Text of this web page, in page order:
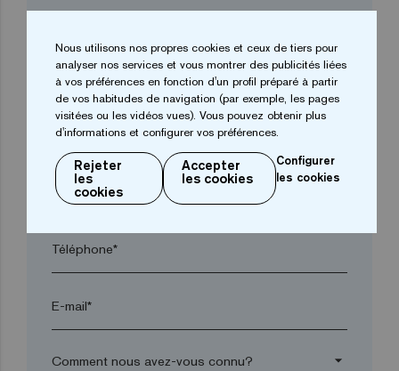
Ville*
Code postal*
Téléphone*
E-mail*
arrow_drop_down
Nous utilisons nos propres cookies et ceux de tiers pour
analyser nos services et vous montrer des publicités liées
à vos préférences en fonction d'un profil préparé à partir
de vos habitudes de navigation (par exemple, les pages
visitées ou les vidéos vues). Vous pouvez obtenir plus
d'informations et configurer vos préférences.
Rejeter
les
cookies
Accepter
les cookies
Configurer
les cookies